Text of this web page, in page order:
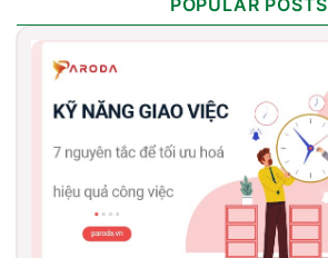
POPULAR POSTS